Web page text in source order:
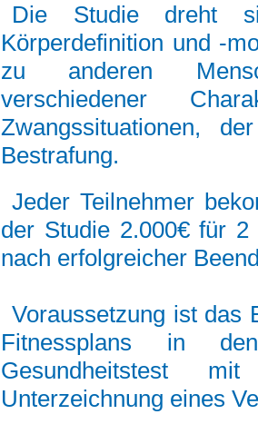
Die Studie dreht
Körperdefinition und -
zu anderen
verschiedener
Zwangssituationen,
Bestrafung.
Jeder Teilnehmer
der Studie 2.000€ für 2
nach erfolgreicher
Voraussetzung ist das
Fitnessplans in
Gesundheitstest
Unterzeichnung eines